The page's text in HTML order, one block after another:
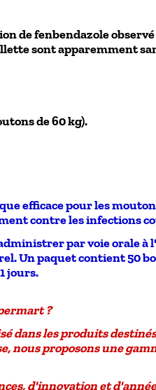
de fenbendazole
sont apparemment
de 60 kg).
efficace pour les
contre les infections
par voie orale
Un paquet contient
jours.
?
dans les produits
nous proposons une
d'innovation et